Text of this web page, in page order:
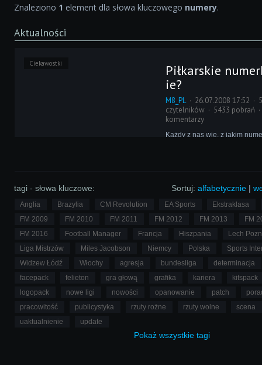
Znaleziono 1 element dla słowa kluczowego numery.
Aktualności
Ciekawostki
Piłkarskie
ie?
M8_PL 26.07.2008 17:52
czytelników
5433 pobrań
komentarzy
Każdy z nas wie, z jakim
FM-ie.
Sortuj: alfabetycznie |
tagi - słowa kluczowe:
Anglia Brazylia CM Revolution EA Sports
Ekstraklasa
FM 2009
FM 2010 FM 2011 FM 2012 FM 2013
FM
FM 2016
Football Manager Francja Hiszpania
Lech
Liga Mistrzów
Miles Jacobson Niemcy Polska
Sports
Widzew Łódź
Włochy agresja bundesliga
determinacja
facepack
felieton gra głową grafika kariera
kitspack
logopack
nowe ligi nowości opanowanie patch
pracowitość
publicystyka rzuty rożne rzuty wolne
scena
uaktualnienie
update
Pokaż wszystkie tagi